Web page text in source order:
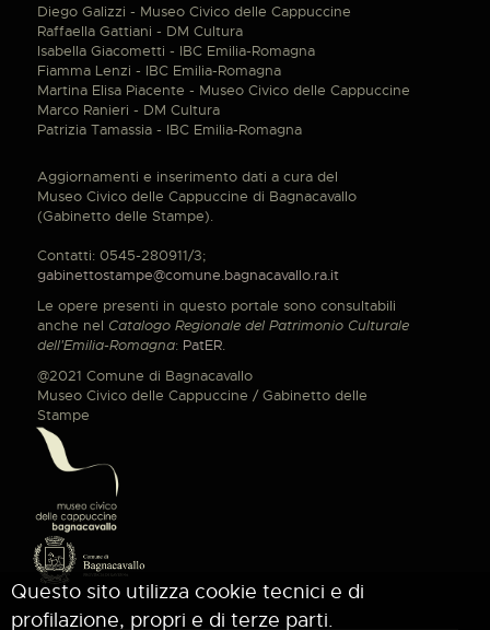
Diego Galizzi - Museo Civico delle Cappuccine
Raffaella Gattiani - DM Cultura
Isabella Giacometti - IBC Emilia-Romagna
Fiamma Lenzi - IBC Emilia-Romagna
Martina Elisa Piacente - Museo Civico delle Cappuccine
Marco Ranieri - DM Cultura
Patrizia Tamassia - IBC Emilia-Romagna
Aggiornamenti e inserimento dati a cura del
Museo Civico delle Cappuccine di Bagnacavallo
(Gabinetto delle Stampe).
Contatti: 0545-280911/3;
gabinettostampe@comune.bagnacavallo.ra.it
Le opere presenti in questo portale sono consultabili
anche nel Catalogo Regionale del Patrimonio Culturale
dell'Emilia-Romagna: PatER.
@2021 Comune di Bagnacavallo
Museo Civico delle Cappuccine / Gabinetto delle
Stampe
Questo sito utilizza cookie tecnici e di
profilazione, propri e di terze parti.